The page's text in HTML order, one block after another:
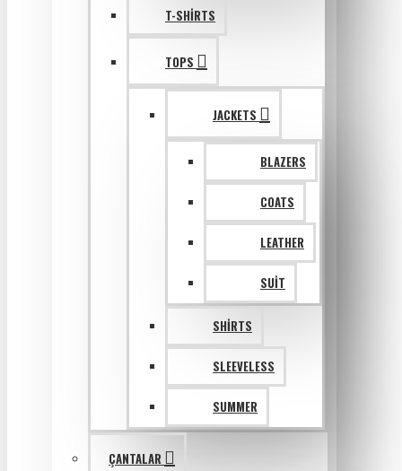
T-SHIRTS
TOPS
JACKETS
BLAZERS
COATS
LEATHER
SUIT
SHIRTS
SLEEVELESS
SUMMER
ÇANTALAR